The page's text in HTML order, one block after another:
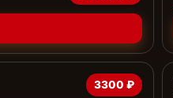
3300 ₽